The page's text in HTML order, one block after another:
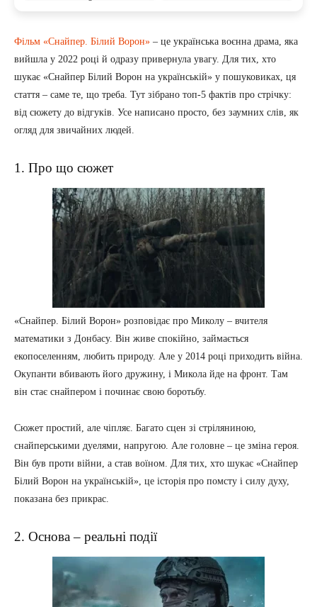
Фільм «Снайпер. Білий Ворон» – це українська воєнна драма, яка
вийшла у 2022 році й одразу привернула увагу. Для тих, хто
шукає «Снайпер Білий Ворон на українській» у пошуковиках, ця
стаття – саме те, що треба. Тут зібрано топ-5 фактів про стрічку:
від сюжету до відгуків. Усе написано просто, без заумних слів, як
огляд для звичайних людей.
1. Про що сюжет
«Снайпер. Білий Ворон» розповідає про Миколу – вчителя
математики з Донбасу. Він живе спокійно, займається
екопоселенням, любить природу. Але у 2014 році приходить війна.
Окупанти вбивають його дружину, і Микола йде на фронт. Там
він стає снайпером і починає свою боротьбу.
Сюжет простий, але чіпляє. Багато сцен зі стріляниною,
снайперськими дуелями, напругою. Але головне – це зміна героя.
Він був проти війни, а став воїном. Для тих, хто шукає «Снайпер
Білий Ворон на українській», це історія про помсту і силу духу,
показана без прикрас.
2. Основа – реальні події